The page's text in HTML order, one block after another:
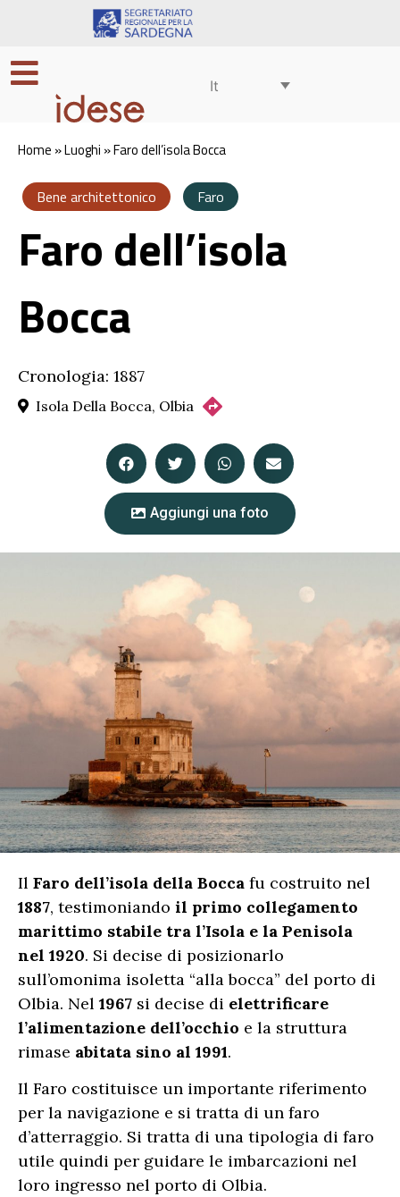
It
Home »Luoghi »Faro dell’isola Bocca
Bene architettonico Faro
Faro dell’isola
Bocca
Cronologia: 1887
Isola Della Bocca, Olbia
Aggiungi una foto
Il Faro dell’isola della Bocca fu costruito nel
1887, testimoniando il primo collegamento
marittimo stabile tra l’Isola e la Penisola
nel 1920. Si decise di posizionarlo
sull’omonima isoletta “alla bocca” del porto di
Olbia. Nel 1967 si decise di elettrificare
l’alimentazione dell’occhio e la struttura
rimase abitata sino al 1991.
Il Faro costituisce un importante riferimento
per la navigazione e si tratta di un faro
d’atterraggio. Si tratta di una tipologia di faro
utile quindi per guidare le imbarcazioni nel
loro ingresso nel porto di Olbia.